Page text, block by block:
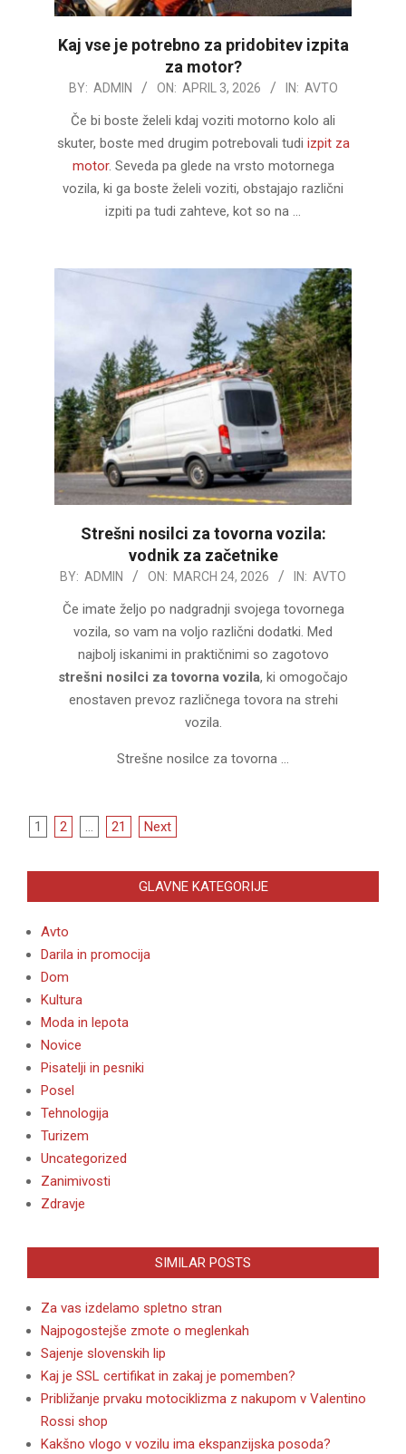
Kaj vse je potrebno za pridobitev izpita
za motor?
2026-
BY: ADMIN ON: APRIL 3, 2026 IN: AVTO
Če bi boste želeli kdaj voziti motorno kolo ali
skuter, boste med drugim potrebovali tudi izpit za
motor. Seveda pa glede na vrsto motornega
vozila, ki ga boste želeli voziti, obstajajo različni
izpiti pa tudi zahteve, kot so na …
Strešni nosilci za tovorna vozila:
vodnik za začetnike
2026-
03-
BY: ADMIN ON: MARCH 24, 2026 IN: AVTO
Če imate željo po nadgradnji svojega tovornega
vozila, so vam na voljo različni dodatki. Med
najbolj iskanimi in praktičnimi so zagotovo
strešni nosilci za tovorna vozila, ki omogočajo
enostaven prevoz različnega tovora na strehi
vozila.
Strešne nosilce za tovorna …
Posts
1 2 … 21 Next
GLAVNE KATEGORIJE
Avto
Darila in promocija
Dom
Kultura
Moda in lepota
Novice
Pisatelji in pesniki
Posel
Tehnologija
Turizem
Uncategorized
Zanimivosti
Zdravje
SIMILAR POSTS
Za vas izdelamo spletno stran
Najpogostejše zmote o meglenkah
Sajenje slovenskih lip
Kaj je SSL certifikat in zakaj je pomemben?
Približanje prvaku motociklizma z nakupom v Valentino
Rossi shop
Kakšno vlogo v vozilu ima ekspanzijska posoda?